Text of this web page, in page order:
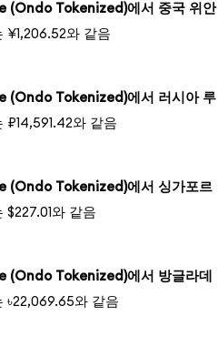
(Ondo Tokenized)에서 중국 위안
¥1,206.52와 같음
(Ondo Tokenized)에서 러시아 루
₽14,591.42와 같음
(Ondo Tokenized)에서 싱가포르
$227.01와 같음
(Ondo Tokenized)에서 방글라데
৳22,069.65와 같음